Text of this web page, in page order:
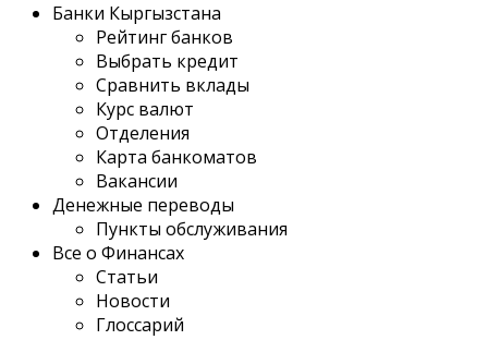
Банки Кыргызстана
Рейтинг банков
Выбрать кредит
Сравнить вклады
Курс валют
Отделения
Карта банкоматов
Вакансии
Денежные переводы
Пункты обслуживания
Все о Финансах
Статьи
Новости
Глоссарий